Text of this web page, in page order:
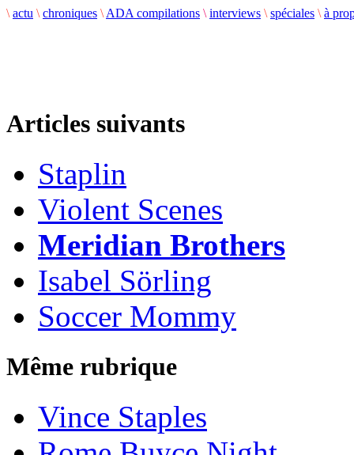
\ actu \ chroniques \ ADA compilations \ interviews \ spéciales \ à
Articles suivants
Staplin
Violent Scenes
Meridian Brothers
Isabel Sörling
Soccer Mommy
Même rubrique
Vince Staples